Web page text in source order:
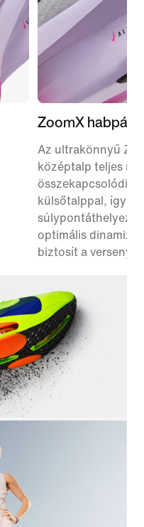
ZoomX
Az ultrakönnyű
középtalp teljes
összekapcsolódik a
külsőtalppal, így
optimális
biztosít a